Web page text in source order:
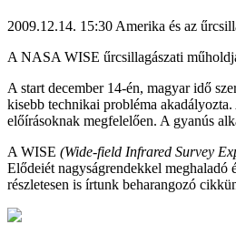
2009.12.14. 15:30 Amerika és az
A NASA WISE űrcsillagászati
A start december 14-én, magyar idő
kisebb technikai probléma
előírásoknak megfelelően. A gyanús
A WISE (Wide-field Infrared Survey
Elődeiét nagyságrendekkel
részletesen is írtunk beharangozó